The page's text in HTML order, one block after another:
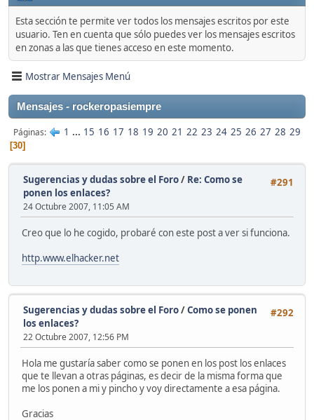
Esta sección te permite ver todos los mensajes escritos por este
usuario. Ten en cuenta que sólo puedes ver los mensajes escritos
en zonas a las que tienes acceso en este momento.
Mostrar Mensajes Menú
Mensajes - rockeropasiempre
Páginas 1 ... 15 16 17 18 19 20 21 22 23 24 25 26 27 28 29
30
#291
Sugerencias y dudas sobre el Foro/ Re: Como se
ponen los enlaces?
24 Octubre 2007, 11:05 AM
Creo que lo he cogido, probaré con este post a ver si funciona.
http.www.elhacker.net
#292
Sugerencias y dudas sobre el Foro/Como se ponen
los enlaces?
22 Octubre 2007, 12:56 PM
Hola me gustaría saber como se ponen en los post los enlaces
que te llevan a otras páginas, es decir de la misma forma que
me los ponen a mi y pincho y voy directamente a esa página.
Gracias